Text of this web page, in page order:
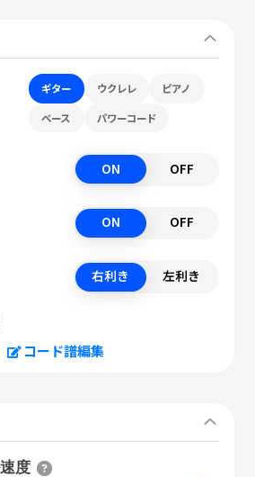
ギター ウクレレ ピアノ
ベース パワーコード
ON OFF
ON OFF
右利き 左利き
コード譜編集
度